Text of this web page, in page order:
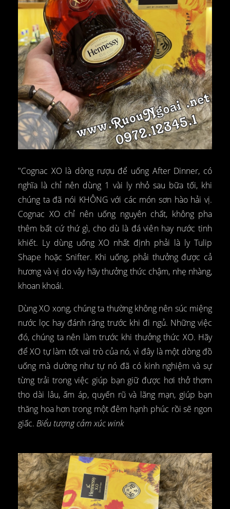
"Cognac XO là dòng rượu để uống After Dinner, có
nghĩa là chỉ nên dùng 1 vài ly nhỏ sau bữa tối, khi
chúng ta đã nói KHÔNG với các món sơn hào hải vị.
Cognac XO chỉ nên uống nguyên chất, không pha
thêm bất cứ thứ gì, cho dù là đá viên hay nước tinh
khiết. Ly dùng uống XO nhất định phải là ly Tulip
Shape hoặc Snifter. Khi uống, phải thưởng được cả
hương và vị do vậy hãy thưởng thức chậm, nhẹ nhàng,
khoan khoái.
Dùng XO xong, chúng ta thường không nên súc miệng
nước lọc hay đánh răng trước khi đi ngủ. Những việc
đó, chúng ta nên làm trước khi thưởng thức XO. Hãy
để XO tự làm tốt vai trò của nó, vì đây là một dòng đồ
uống mà dường như tự nó đã có kinh nghiệm và sự
từng trải trong việc giúp bạn giữ được hơi thở thơm
tho dài lâu, ấm áp, quyến rũ và lãng mạn, giúp bạn
thăng hoa hơn trong một đêm hạnh phúc rồi sẽ ngon
giấc. Biểu tượng cảm xúc wink